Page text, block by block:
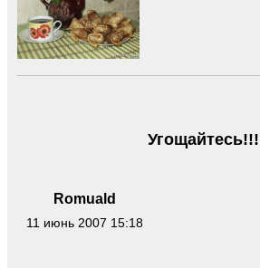
Romuald
11 июнь 2007 15:18
Угощайтесь!!!